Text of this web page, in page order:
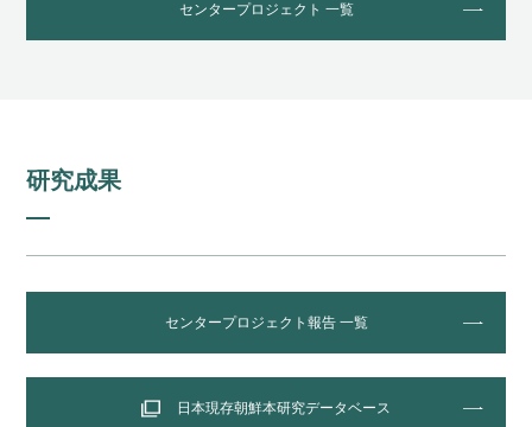
センタープロジェクト 一覧
研究成果
センタープロジェクト報告 一覧
日本現存朝鮮本研究データベース